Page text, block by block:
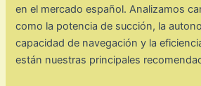
en el mercado español. Analizamos
como la potencia de succión, la
capacidad de navegación y la
están nuestras principales